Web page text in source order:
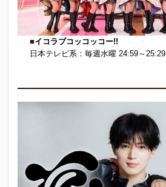
■イコラブコッコッコー!!
日本テレビ系：毎週水曜 24:59～25:29